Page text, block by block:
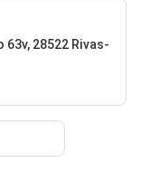
28522 Rivas-